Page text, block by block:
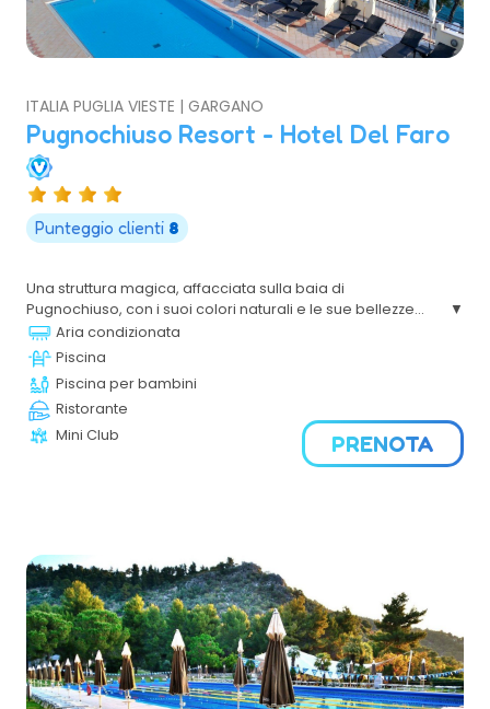
ITALIA PUGLIA VIESTE | GARGANO
Pugnochiuso Resort - Hotel Del Faro
Punteggio clienti 8
Una struttura magica, affacciata sulla baia di
Pugnochiuso, con i suoi colori naturali e le sue bellezze
mozzafiato. Grazie ad un'offerta turistica diversificata e in
grado di dare la giusta soluzione di soggiorno, si propone
come il Resort ideale per famiglie e coppie.
Aria condizionata
Piscina
Piscina per bambini
Ristorante
Mini Club
PRENOTA